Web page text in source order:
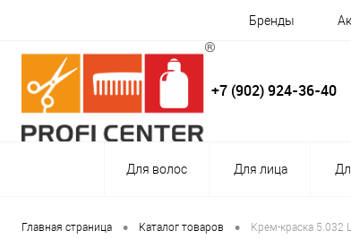
Бренды
+7 (902) 924-36-40
Для волос Для лица
Главная страница • Каталог товаров • Крем-краска 5.032